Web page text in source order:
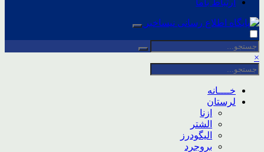
ارتباط باما
×
خــــانه
لرستان
ازنا
الشتر
الیگودرز
بروجرد